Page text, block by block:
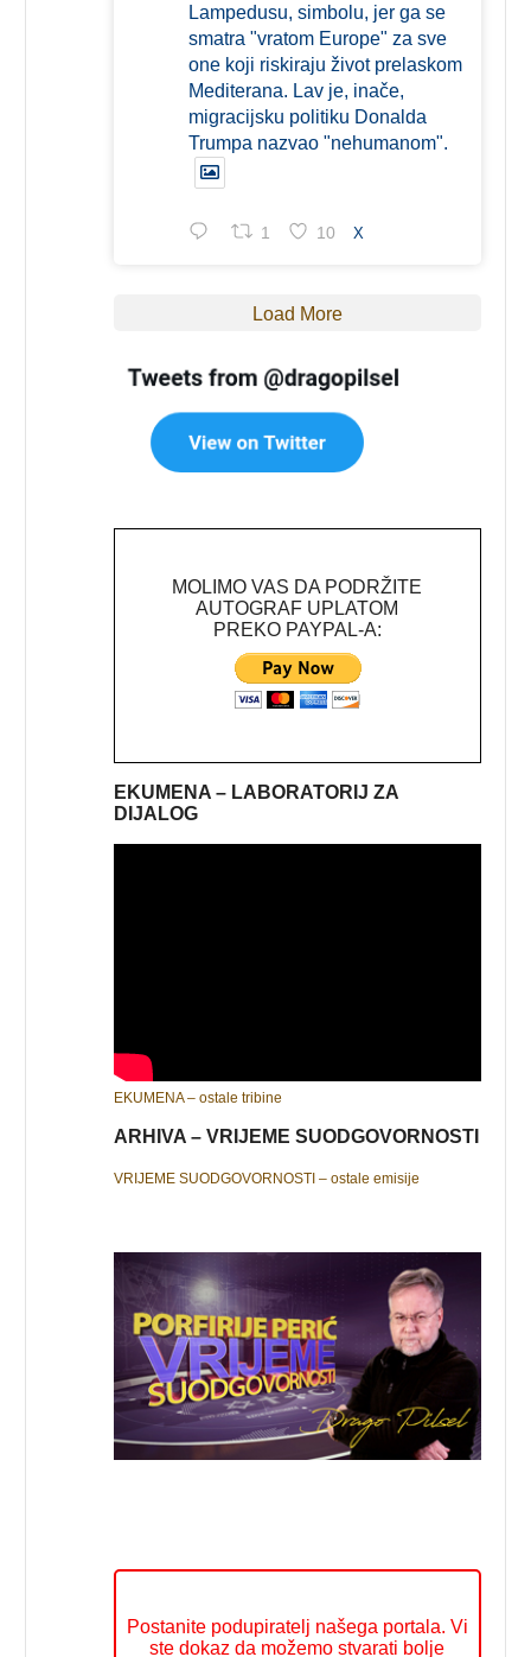
Lampedusu, simbolu, jer ga se
smatra "vratom Europe" za sve
one koji riskiraju život prelaskom
Mediterana. Lav je, inače,
migracijsku politiku Donalda
Trumpa nazvao "nehumanom".
1 10 X
Load More
MOLIMO VAS DA PODRŽITE
AUTOGRAF UPLATOM
PREKO PAYPAL-A:
EKUMENA – LABORATORIJ ZA
DIJALOG
EKUMENA – ostale tribine
ARHIVA – VRIJEME SUODGOVORNOSTI
VRIJEME SUODGOVORNOSTI – ostale emisije
Postanite podupiratelj našega portala. Vi
ste dokaz da možemo stvarati bolje